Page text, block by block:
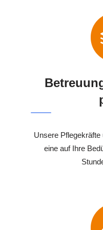
Unsere
eine auf Ihre